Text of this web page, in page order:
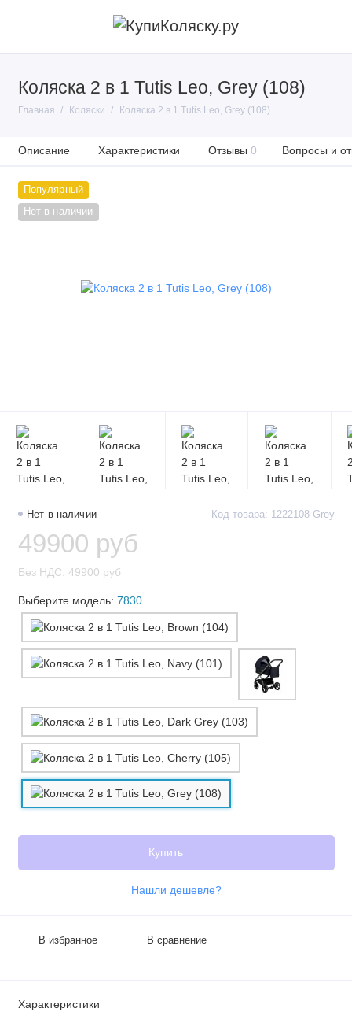
Коляска 2 в 1 Tutis Leo, Grey (108)
Главная Коляски Коляска 2 в 1 Tutis Leo, Grey (108)
Описание Характеристики Отзывы 0 Вопросы и
Популярный
Нет в наличии
Нет в наличии Код товара: 1222108 Grey
49900 руб
Без НДС: 49900 руб
Выберите модель: 7830
Купить
Нашли дешевле?
В избранное В сравнение
Характеристики